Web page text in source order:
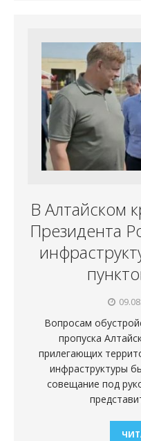
В Алтайском
Президента
Вопросам
пропуска
прилегающих
инфраструктуры
совещание под